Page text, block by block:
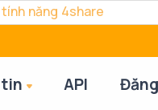
năng 4share
API